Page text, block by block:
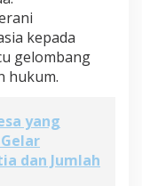
kepada
gelombang
hukum.
yang
dan Jumlah